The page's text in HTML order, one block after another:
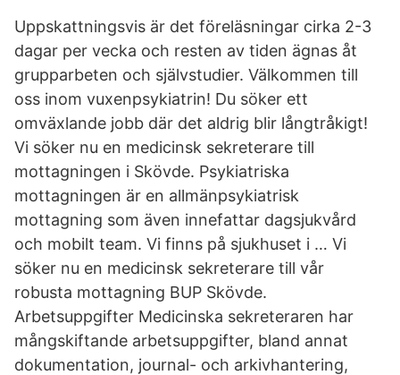
Uppskattningsvis är det föreläsningar cirka 2-3
dagar per vecka och resten av tiden ägnas åt
grupparbeten och självstudier. Välkommen till
oss inom vuxenpsykiatrin! Du söker ett
omväxlande jobb där det aldrig blir långtråkigt!
Vi söker nu en medicinsk sekreterare till
mottagningen i Skövde. Psykiatriska
mottagningen är en allmänpsykiatrisk
mottagning som även innefattar dagsjukvård
och mobilt team. Vi finns på sjukhuset i … Vi
söker nu en medicinsk sekreterare till vår
robusta mottagning BUP Skövde.
Arbetsuppgifter Medicinska sekreteraren har
mångskiftande arbetsuppgifter, bland annat
dokumentation, journal- och arkivhantering,